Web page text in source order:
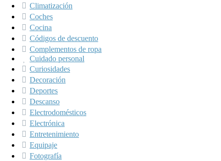
Climatización
Coches
Cocina
Códigos de descuento
Complementos de ropa
Cuidado personal
Curiosidades
Decoración
Deportes
Descanso
Electrodomésticos
Electrónica
Entretenimiento
Equipaje
Fotografía